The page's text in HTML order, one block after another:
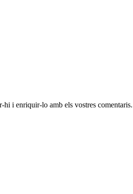
hi i enriquir-lo amb els vostres comentaris.